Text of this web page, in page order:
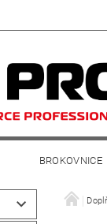
BROKOVNICE